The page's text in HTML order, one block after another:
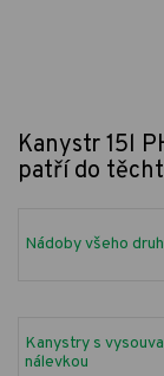
Kanystr 15l
patří do
Nádoby všeho
Kanystry s
nálevkou